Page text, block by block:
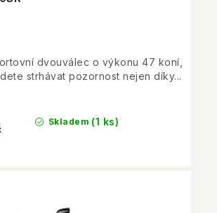
Skladem (1 ks)
dvouválec o výkonu 47 koní,
strhávat pozornost nejen díky...